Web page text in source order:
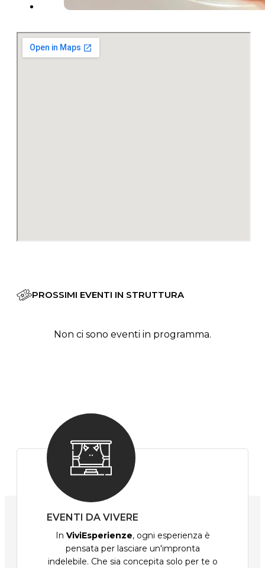
PROSSIMI EVENTI IN STRUTTURA
Non ci sono eventi in programma.
EVENTI DA VIVERE
In ViviEsperienze, ogni esperienza è
pensata per lasciare un'impronta
indelebile. Che sia concepita solo per te o